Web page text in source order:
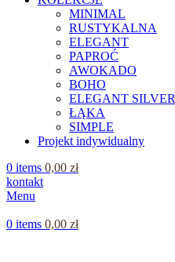
MINIMAL
RUSTYKALNA
ELEGANT
PAPROĆ
AWOKADO
BOHO
ELEGANT SILVER
ŁĄKA
SIMPLE
Projekt indywidualny
0 items 0,00 zł
kontakt
Menu
0 items 0,00 zł